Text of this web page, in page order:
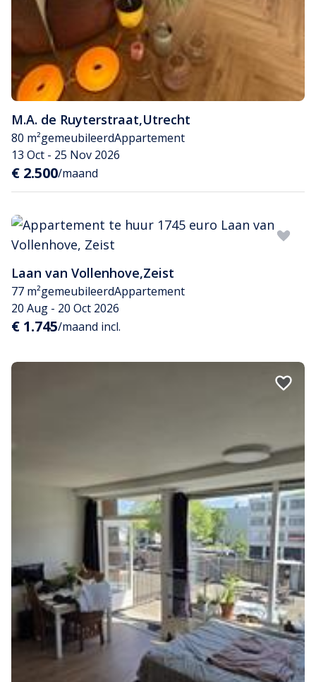
M.A. de Ruyterstraat,Utrecht
80 m²gemeubileerdAppartement
13 Oct - 25 Nov 2026
€ 2.500/maand
Laan van Vollenhove,Zeist
77 m²gemeubileerdAppartement
20 Aug - 20 Oct 2026
€ 1.745/maand incl.